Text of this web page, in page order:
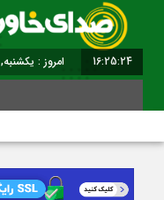
16:25:25 امروز : یکشنبه, ۱۸ مرداد , ۱۴۰۵